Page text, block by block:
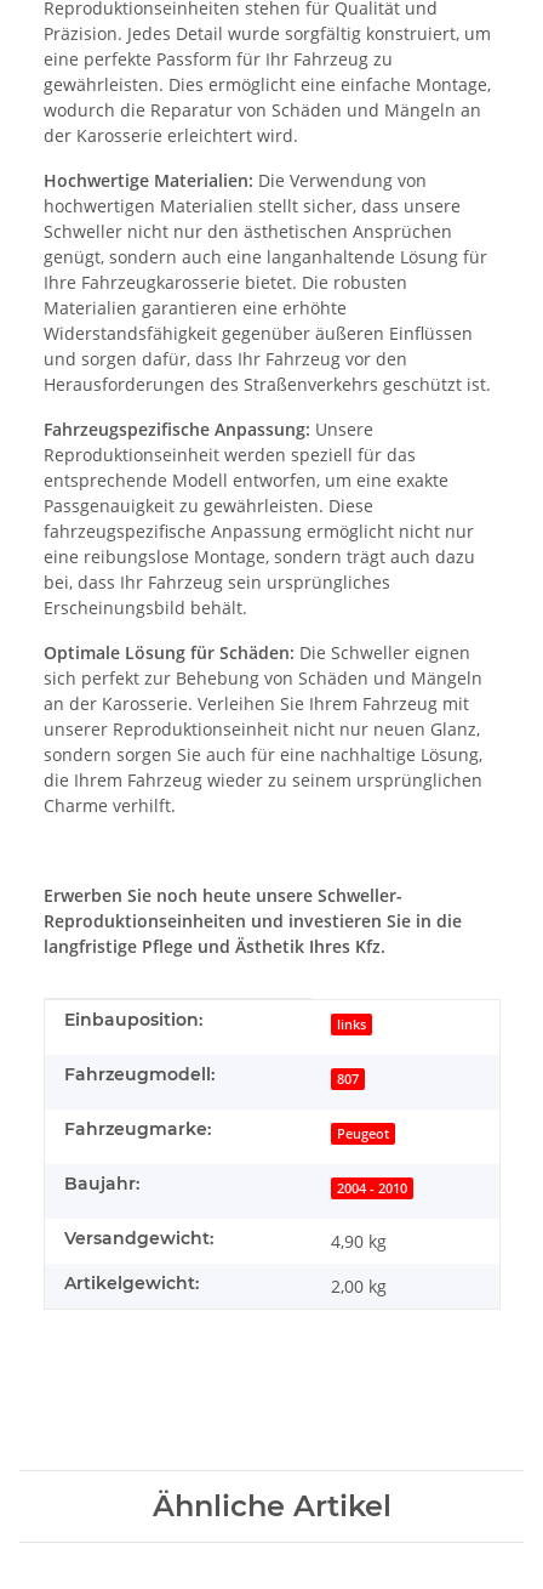
Reproduktionseinheiten stehen für Qualität und
Präzision. Jedes Detail wurde sorgfältig konstruiert, um
eine perfekte Passform für Ihr Fahrzeug zu
gewährleisten. Dies ermöglicht eine einfache Montage,
wodurch die Reparatur von Schäden und Mängeln an
der Karosserie erleichtert wird.
Hochwertige Materialien: Die Verwendung von
hochwertigen Materialien stellt sicher, dass unsere
Schweller nicht nur den ästhetischen Ansprüchen
genügt, sondern auch eine langanhaltende Lösung für
Ihre Fahrzeugkarosserie bietet. Die robusten
Materialien garantieren eine erhöhte
Widerstandsfähigkeit gegenüber äußeren Einflüssen
und sorgen dafür, dass Ihr Fahrzeug vor den
Herausforderungen des Straßenverkehrs geschützt ist.
Fahrzeugspezifische Anpassung: Unsere
Reproduktionseinheit werden speziell für das
entsprechende Modell entworfen, um eine exakte
Passgenauigkeit zu gewährleisten. Diese
fahrzeugspezifische Anpassung ermöglicht nicht nur
eine reibungslose Montage, sondern trägt auch dazu
bei, dass Ihr Fahrzeug sein ursprüngliches
Erscheinungsbild behält.
Optimale Lösung für Schäden: Die Schweller eignen
sich perfekt zur Behebung von Schäden und Mängeln
an der Karosserie. Verleihen Sie Ihrem Fahrzeug mit
unserer Reproduktionseinheit nicht nur neuen Glanz,
sondern sorgen Sie auch für eine nachhaltige Lösung,
die Ihrem Fahrzeug wieder zu seinem ursprünglichen
Charme verhilft.
Erwerben Sie noch heute unsere Schweller-
Reproduktionseinheiten und investieren Sie in die
langfristige Pflege und Ästhetik Ihres Kfz.
Produkteigenschaft
Wert
Einbauposition: links
Fahrzeugmodell: 807
Fahrzeugmarke: Peugeot
Baujahr: 2004 - 2010
Versandgewicht: 4,90 kg
Artikelgewicht: 2,00 kg
Ähnliche Artikel